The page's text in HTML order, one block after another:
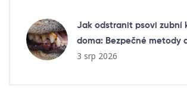
Jak odstranit psovi zubní
doma: Bezpečné metody
3 srp 2026